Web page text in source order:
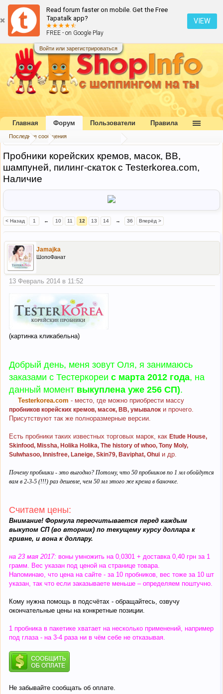
Read forum faster on mobile. Get the Free
Tapatalk app?
FREE - on Google Play
VIEW
Войти или зарегистрироваться
Форум ... Совместные покупки
Пробники корейских кремов, масок, ВВ,
шампуней, пилинг-скаток с Testerkorea.com,
Наличие
< Назад 1 ← 10 11 12 13 14 → 36 Вперёд >
Jamajka
ШопоФанат
13 Февраль 2014 в 11:52
(картинка кликабельна)
Добрый день, меня зовут Оля, я занимаюсь
заказами с Тестеркореи с марта 2012 года, на
данный момент выкуплена уже 256 СП).
Testerkorea.com - место, где можно приобрести массу
пробников корейских кремов, масок, ВВ, умывалок и прочего.
Присутствуют так же полноразмерные версии.
Есть пробники таких известных торговых марок, как Etude House,
Skinfood, Missha, Holika Holika, The history of whoo, Tony Moly,
Sulwhasoo, Innisfree, Laneige, Skin79, Baviphat, Ohui и др.
Почему пробники - это выгодно? Потому, что 50 пробников по 1 мл обойдутся
вам в 2-3-5 (!!!) раз дешевле, чем 50 мл этого же крема в баночке.
Cчитаем цены:
Внимание! Формула пересчитывается перед каждым
выкупом СП (во вторник) по текущему курсу доллара к
гривне, и вона к доллару.
на 23 мая 2017: воны умножить на 0,0301 + доставка 0,40 грн за 1
грамм. Вес указан под ценой на странице товара.
Напоминаю, что цена на сайте - за 10 пробников, вес тоже за 10 шт
указан, так что если заказываете меньше – определяем поштучно.
Кому нужна помощь в подсчётах - обращайтесь, озвучу
окончательные цены на конкретные позиции.
1 пробника в пакетике хватает на несколько применений, например
под глаза - на 3-4 раза ни в чём себе не отказывая.
Не забывайте сообщать об оплате.
Главная Форум
Последние сообщения
Пользователи Правила